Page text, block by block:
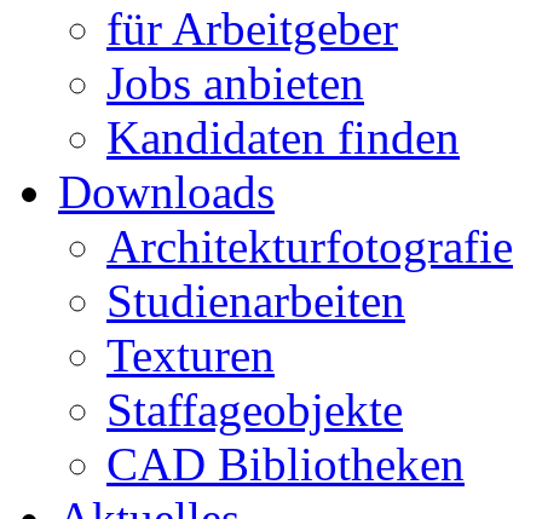
für Arbeitgeber
Jobs anbieten
Kandidaten finden
Downloads
Architekturfotografie
Studienarbeiten
Texturen
Staffageobjekte
CAD Bibliotheken